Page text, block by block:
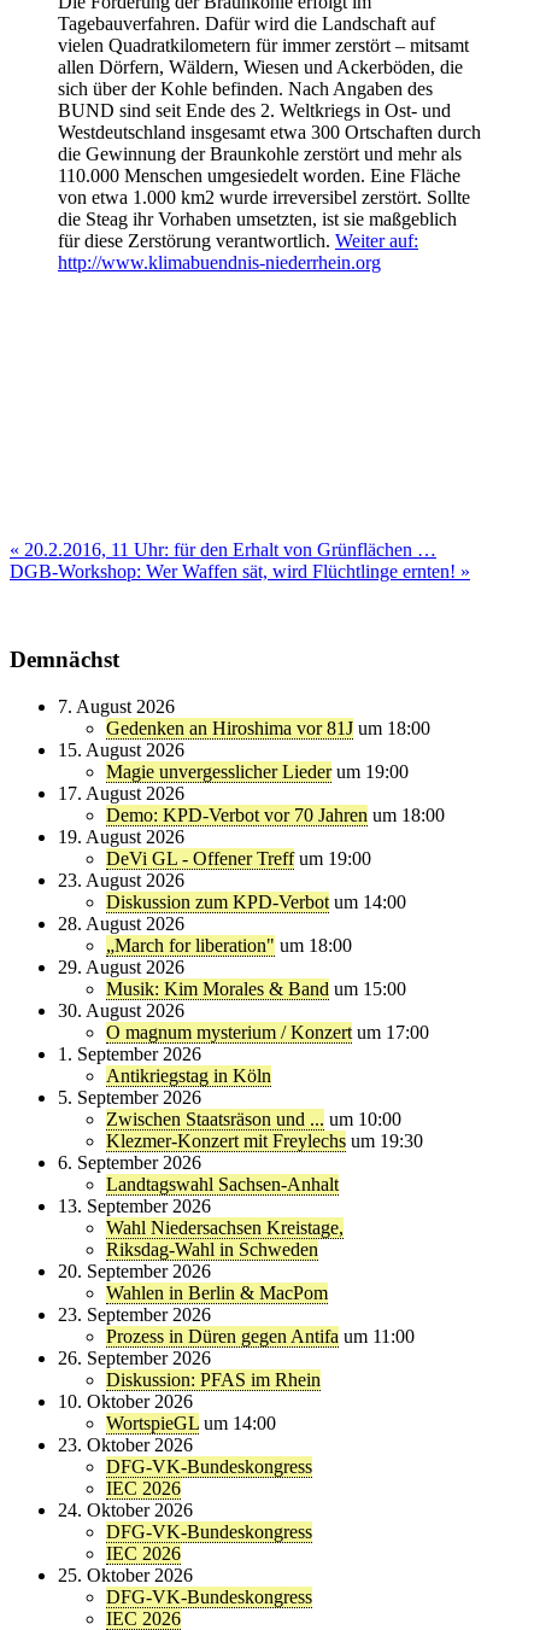
Tagebauverfahren. Dafür wird die Landschaft auf
vielen Quadratkilometern für immer zerstört – mitsamt
allen Dörfern, Wäldern, Wiesen und Ackerböden, die
sich über der Kohle befinden. Nach Angaben des
BUND sind seit Ende des 2. Weltkriegs in Ost- und
Westdeutschland insgesamt etwa 300 Ortschaften durch
die Gewinnung der Braunkohle zerstört und mehr als
110.000 Menschen umgesiedelt worden. Eine Fläche
von etwa 1.000 km2 wurde irreversibel zerstört. Sollte
die Steag ihr Vorhaben umsetzten, ist sie maßgeblich
für diese Zerstörung verantwortlich. Weiter auf:
http://www.klimabuendnis-niederrhein.org
Beitragsnavigation
« 20.2.2016, 11 Uhr: für den Erhalt von Grünflächen …
DGB-Workshop: Wer Waffen sät, wird Flüchtlinge ernten! »
Demnächst
7. August 2026
Gedenken an Hiroshima vor 81J um 18:00
15. August 2026
Magie unvergesslicher Lieder um 19:00
17. August 2026
Demo: KPD-Verbot vor 70 Jahren um 18:00
19. August 2026
DeVi GL - Offener Treff um 19:00
23. August 2026
Diskussion zum KPD-Verbot um 14:00
28. August 2026
„March for liberation" um 18:00
29. August 2026
Musik: Kim Morales & Band um 15:00
30. August 2026
O magnum mysterium / Konzert um 17:00
1. September 2026
Antikriegstag in Köln
5. September 2026
Zwischen Staatsräson und ... um 10:00
Klezmer-Konzert mit Freylechs um 19:30
6. September 2026
Landtagswahl Sachsen-Anhalt
13. September 2026
Wahl Niedersachsen Kreistage,
Riksdag-Wahl in Schweden
20. September 2026
Wahlen in Berlin & MacPom
23. September 2026
Prozess in Düren gegen Antifa um 11:00
26. September 2026
Diskussion: PFAS im Rhein
10. Oktober 2026
WortspieGL um 14:00
23. Oktober 2026
DFG-VK-Bundeskongress
IEC 2026
24. Oktober 2026
DFG-VK-Bundeskongress
IEC 2026
25. Oktober 2026
DFG-VK-Bundeskongress
IEC 2026